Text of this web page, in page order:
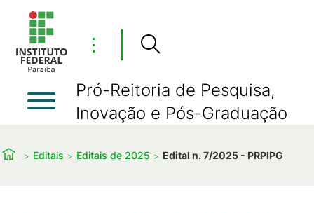
⋮
Pró-Reitoria de Pesquisa,
Inovação e Pós-Graduação
Editais Editais de 2025 Edital n. 7/2025 - PRPIPG